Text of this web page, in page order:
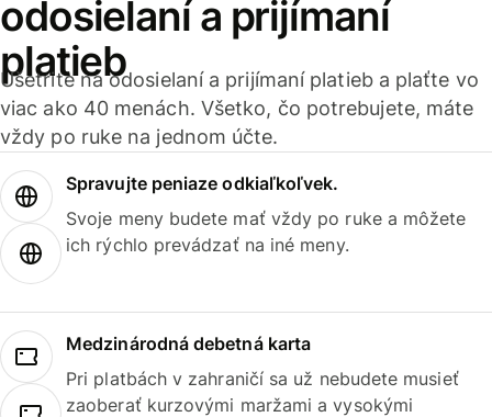
odosielaní a prijímaní
platieb
Ušetrite na odosielaní a prijímaní platieb a plaťte vo
viac ako 40 menách. Všetko, čo potrebujete, máte
vždy po ruke na jednom účte.
Spravujte peniaze odkiaľkoľvek.
Svoje meny budete mať vždy po ruke a môžete
ich rýchlo prevádzať na iné meny.
Medzinárodná debetná karta
Pri platbách v zahraničí sa už nebudete musieť
zaoberať kurzovými maržami a vysokými